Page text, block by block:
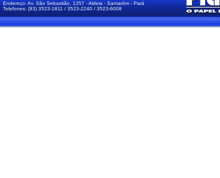
Endereço: Av. São Sebastião, 1357 - Aldeia - Santarém - Pará
Telefones: (93) 3523-1811 / 3523-2240 / 3523-6008